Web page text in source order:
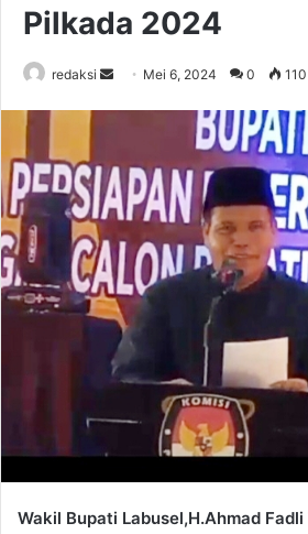
Pilkada 2024
redaksi
Send Mei 6, 2024 0 110
Wakil Bupati Labusel,H.Ahmad